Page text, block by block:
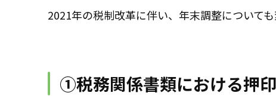
2021年の税制改革に伴い、年末調整について
①税務関係書類における押